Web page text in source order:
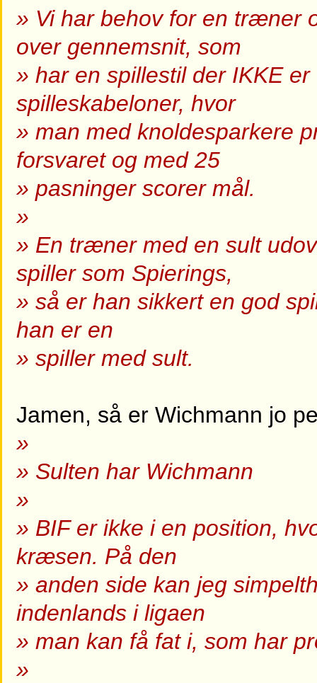
» Vi har behov for en træner
over gennemsnit, som
» har en spillestil der IKKE er
spilleskabeloner, hvor
» man med knoldesparkere
forsvaret og med 25
» pasninger scorer mål.
»
» En træner med en sult
spiller som Spierings,
» så er han sikkert en god
han er en
» spiller med sult.
Jamen, så er Wichmann jo
»
» Sulten har Wichmann
»
» BIF er ikke i en position,
kræsen. På den
» anden side kan jeg
indenlands i ligaen
» man kan få fat i, som har
»